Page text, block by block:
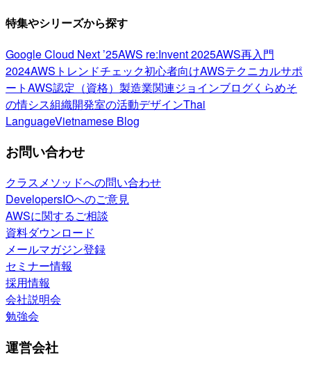
特集やシリーズから探す
Google Cloud Next ’25AWS re:Invent 2025AWS再入門
2024AWSトレンドチェック初心者向けAWSテクニカルサポ
ートAWS認定（資格） 製造業関連ジョインブログくらめそ
の情シス組織開発室の活動デザインThai
LanguageVietnamese Blog
お問い合わせ
クラスメソッドへの問い合わせ
DevelopersIOへのご意見
AWSに関するご相談
資料ダウンロード
メールマガジン登録
セミナー情報
採用情報
会社説明会
勉強会
運営会社